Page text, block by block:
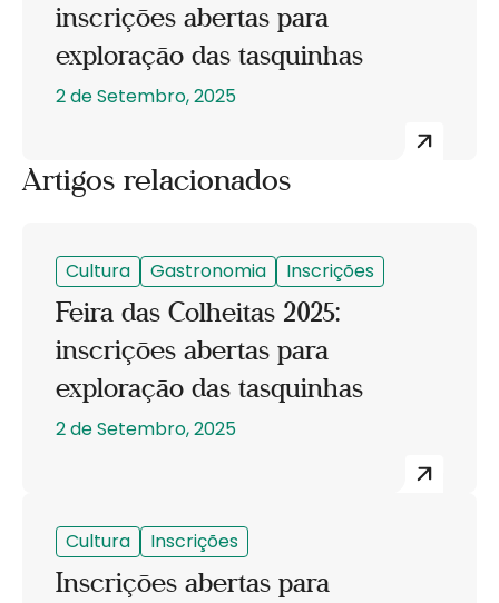
inscrições abertas para
exploração das tasquinhas
2 de Setembro, 2025
Artigos relacionados
Cultura Gastronomia Inscrições
Feira das Colheitas 2025:
inscrições abertas para
exploração das tasquinhas
2 de Setembro, 2025
Cultura Inscrições
Inscrições abertas para